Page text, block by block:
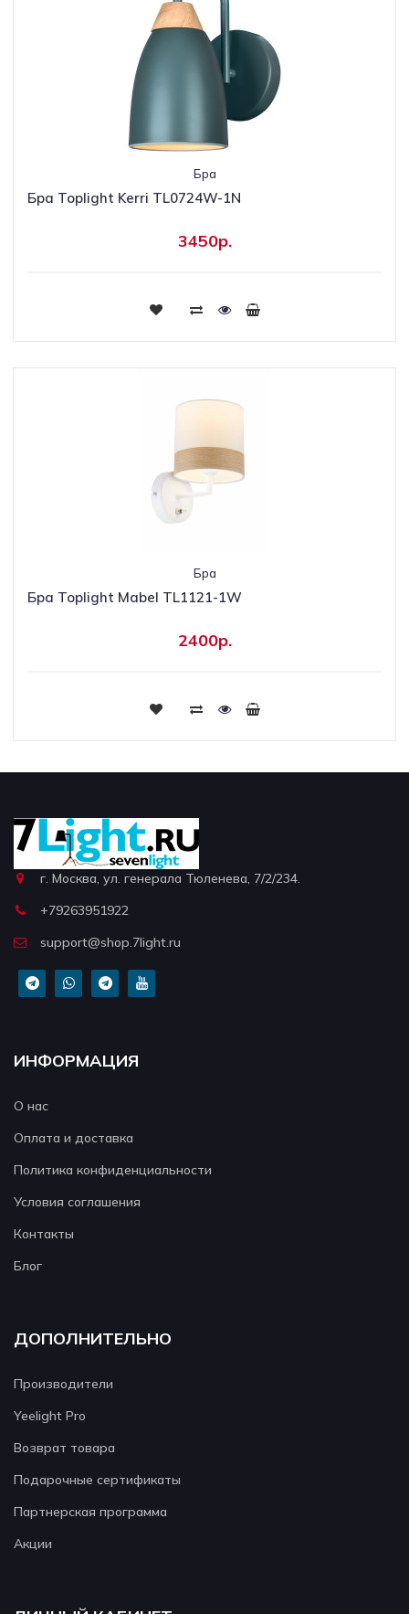
Бра
Бра Toplight Kerri TL0724W-1N
3450р.
Бра
Бра Toplight Mabel TL1121-1W
2400р.
г. Москва, ул. генерала Тюленева, 7/2/234.
+79263951922
support@shop.7light.ru
ИНФОРМАЦИЯ
О нас
Оплата и доставка
Политика конфиденциальности
Условия соглашения
Контакты
Блог
ДОПОЛНИТЕЛЬНО
Производители
Yeelight Pro
Возврат товара
Подарочные сертификаты
Партнерская программа
Акции